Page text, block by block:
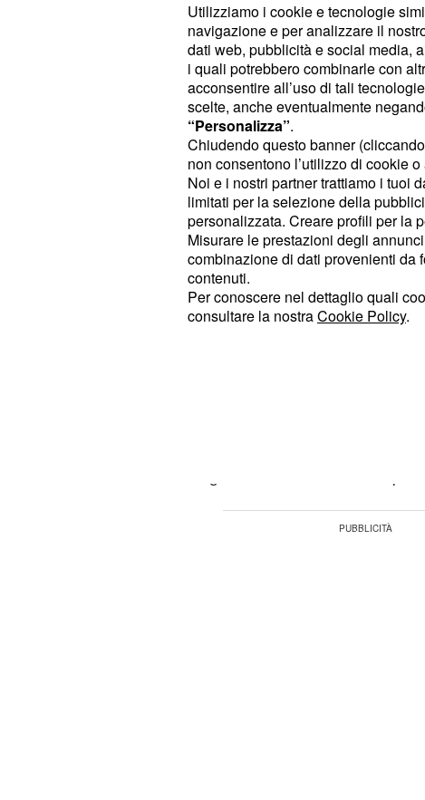
Che un grigio "Aluminum" possa far
delle bombe a Gaza? Che un'"Aurora
il rosso cruento delle ferite a morte
Sembrerebbe nulla di tutto ciò, anche
queste tinte fanno immaginare
cipressi accarezzati dal "padre
affascinante aurora in Alaska che fa
le parole di alcuni esperti
poco dubbiosa la mente: "Similmente
femminile, le collezioni maschili
bisogno di esplorare, di viaggiare
l'ignoto, da cui deriva un uso più
reso possibile da combinazioni
calamite ad esplorare l'ignoto,
Utilizziamo i cookie e tecnologie
navigazione e per analizzare il
dati web, pubblicità e social media,
i quali potrebbero combinarle con
acconsentire all’uso di tali
scelte, anche eventualmente
“Personalizza”.
Chiudendo questo banner
non consentono l’utilizzo di cookie
Noi e i nostri partner trattiamo i tuoi
limitati per la selezione della
personalizzata. Creare profili per la
Misurare le prestazioni degli
combinazione di dati provenienti da
contenuti.
Per conoscere nel dettaglio quali
consultare la nostraCookie Policy.